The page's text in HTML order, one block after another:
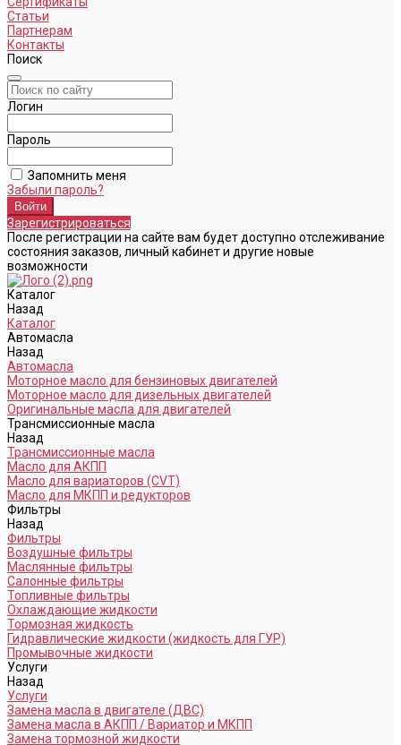
Статьи
Партнерам
Контакты
Поиск
Логин
Пароль
Запомнить меня
Забыли пароль?
Зарегистрироваться
После регистрации на сайте вам будет доступно отслеживание
состояния заказов, личный кабинет и другие новые
возможности
Каталог
Назад
Каталог
Автомасла
Назад
Автомасла
Моторное масло для бензиновых двигателей
Моторное масло для дизельных двигателей
Оригинальные масла для двигателей
Трансмиссионные масла
Назад
Трансмиссионные масла
Масло для АКПП
Масло для вариаторов (CVT)
Масло для МКПП и редукторов
Фильтры
Назад
Фильтры
Воздушные фильтры
Маслянные фильтры
Салонные фильтры
Топливные фильтры
Охлаждающие жидкости
Тормозная жидкость
Гидравлические жидкости (жидкость для ГУР)
Промывочные жидкости
Услуги
Назад
Услуги
Замена масла в двигателе (ДВС)
Замена масла в АКПП / Вариатор и МКПП
Замена тормозной жидкости